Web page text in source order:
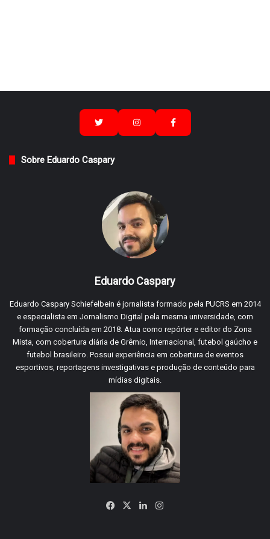
Sobre Eduardo Caspary
Eduardo Caspary
Eduardo Caspary Schiefelbein é jornalista formado pela PUCRS em 2014
e especialista em Jornalismo Digital pela mesma universidade, com
formação concluída em 2018. Atua como repórter e editor do Zona
Mista, com cobertura diária de Grêmio, Internacional, futebol gaúcho e
futebol brasileiro. Possui experiência em cobertura de eventos
esportivos, reportagens investigativas e produção de conteúdo para
mídias digitais.
Facebook
X LinkedinInstagram